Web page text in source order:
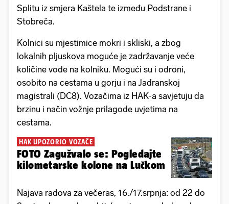
Splitu iz smjera Kaštela te između Podstrane i
Stobreča.
Kolnici su mjestimice mokri i skliski, a zbog
lokalnih pljuskova moguće je zadržavanje veće
količine vode na kolniku. Mogući su i odroni,
osobito na cestama u gorju i na Jadranskoj
magistrali (DC8). Vozačima iz HAK-a savjetuju da
brzinu i način vožnje prilagode uvjetima na
cestama .
HAK UPOZORIO VOZAČE
FOTO Zagužvalo se: Pogledajte
kilometarske kolone na Lučkom
Najava radova za večeras, 16./17.srpnja: od 22 do